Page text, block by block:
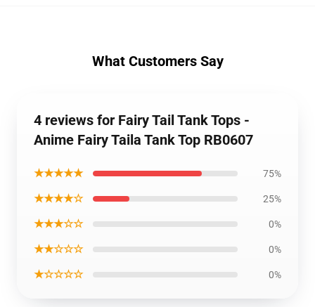
What Customers Say
4 reviews for Fairy Tail Tank Tops -
Anime Fairy Taila Tank Top RB0607
★★★★★ 75%
★★★★☆ 25%
★★★☆☆ 0%
★★☆☆☆ 0%
★☆☆☆☆ 0%